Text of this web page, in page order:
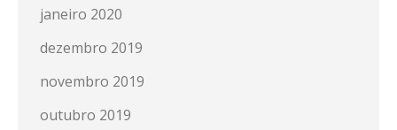
janeiro 2020
dezembro 2019
novembro 2019
outubro 2019